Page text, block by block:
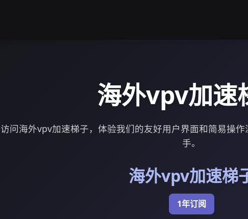
海外vpv加速
访问海外vpv加速梯子，体验我们的友好用户界面和简易操
手。
海外vpv加速梯
1年订阅